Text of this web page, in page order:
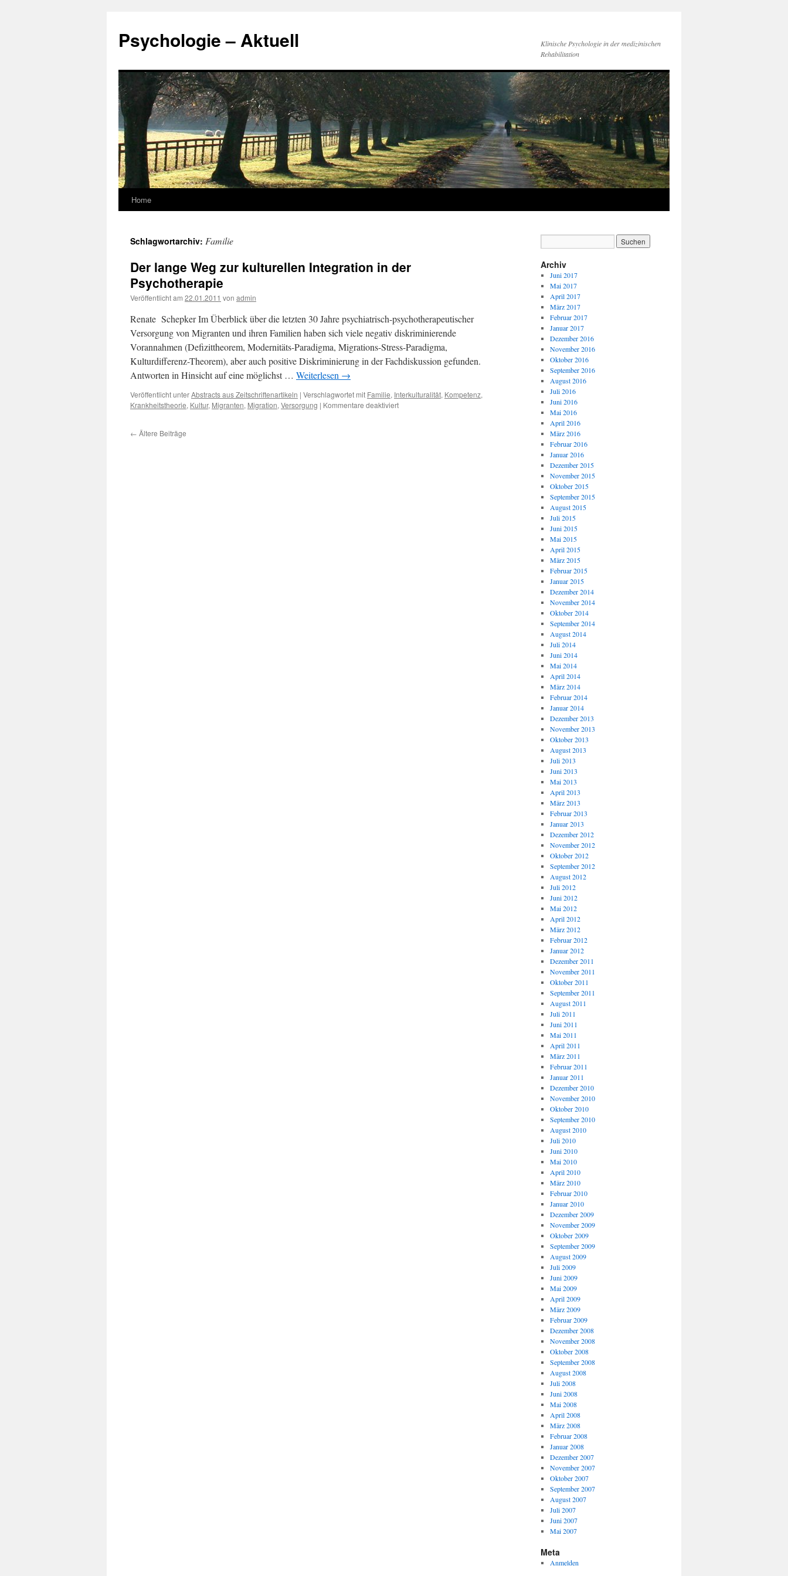
springen
Psychologie – Aktuell
Klinische Psychologie in der medizinischen
Rehabilitation
Home
Schlagwortarchiv: Familie
Der lange Weg zur kulturellen Integration in der
Psychotherapie
Veröffentlicht am 22.01.2011 von admin
Renate Schepker Im Überblick über die letzten 30 Jahre psychiatrisch-psychotherapeutischer
Versorgung von Migranten und ihren Familien haben sich viele negativ diskriminierende
Vorannahmen (Defizittheorem, Modernitäts-Paradigma, Migrations-Stress-Paradigma,
Kulturdifferenz-Theorem), aber auch positive Diskriminierung in der Fachdiskussion gefunden.
Antworten in Hinsicht auf eine möglichst … Weiterlesen →
Veröffentlicht unterAbstracts aus Zeitschriftenartikeln | Verschlagwortet mit Familie, Interkulturalität, Kompetenz,
Krankheitstheorie, Kultur, Migranten, Migration, Versorgung | Kommentare deaktiviertfür
← Ältere Beiträge
Archiv
Juni 2017
Mai 2017
April 2017
März 2017
Februar 2017
Januar 2017
Dezember 2016
November 2016
Oktober 2016
September 2016
August 2016
Juli 2016
Juni 2016
Mai 2016
April 2016
März 2016
Februar 2016
Januar 2016
Dezember 2015
November 2015
Oktober 2015
September 2015
August 2015
Juli 2015
Juni 2015
Mai 2015
April 2015
März 2015
Februar 2015
Januar 2015
Dezember 2014
November 2014
Oktober 2014
September 2014
August 2014
Juli 2014
Juni 2014
Mai 2014
April 2014
März 2014
Februar 2014
Januar 2014
Dezember 2013
November 2013
Oktober 2013
August 2013
Juli 2013
Juni 2013
Mai 2013
April 2013
März 2013
Februar 2013
Januar 2013
Dezember 2012
November 2012
Oktober 2012
September 2012
August 2012
Juli 2012
Juni 2012
Mai 2012
April 2012
März 2012
Februar 2012
Januar 2012
Dezember 2011
November 2011
Oktober 2011
September 2011
August 2011
Juli 2011
Juni 2011
Mai 2011
April 2011
März 2011
Februar 2011
Januar 2011
Dezember 2010
November 2010
Oktober 2010
September 2010
August 2010
Juli 2010
Juni 2010
Mai 2010
April 2010
März 2010
Februar 2010
Januar 2010
Dezember 2009
November 2009
Oktober 2009
September 2009
August 2009
Juli 2009
Juni 2009
Mai 2009
April 2009
März 2009
Februar 2009
Dezember 2008
November 2008
Oktober 2008
September 2008
August 2008
Juli 2008
Juni 2008
Mai 2008
April 2008
März 2008
Februar 2008
Januar 2008
Dezember 2007
November 2007
Oktober 2007
September 2007
August 2007
Juli 2007
Juni 2007
Mai 2007
Meta
Anmelden